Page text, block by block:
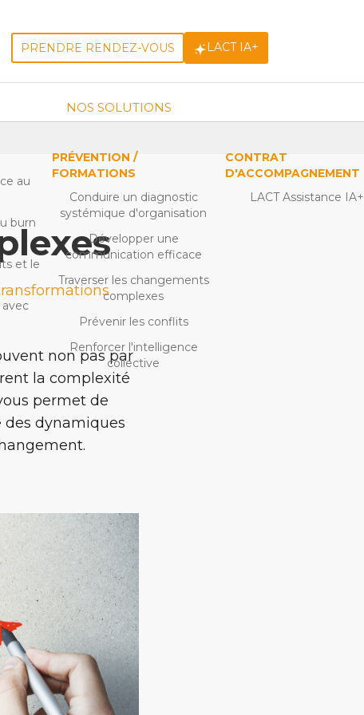
PRENDRE RENDEZ-VOUS LACT IA+
NOS SOLUTIONS
au
burn
et le
PRÉVENTION /
FORMATIONS
Conduire un diagnostic
systémique d'organisation
Développer une
communication efficace
Traverser les changements
complexes
Prévenir les conflits
Renforcer l'intelligence
collective
CONTRAT
D'ACCOMPAGNEMENT
LACT Assistance IA+
non pas par
la complexité
permet de
dynamiques